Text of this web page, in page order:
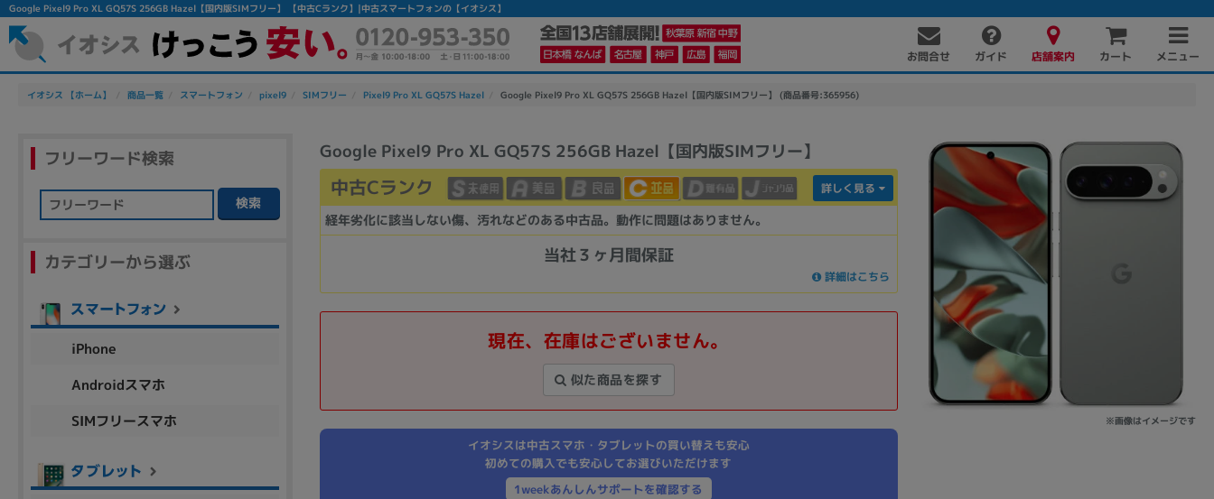
Google Pixel9 Pro XL GQ57S 256GB Hazel【国内版SIMフリー】 【中古Cランク】|中古スマートフォンの【イオシス】
お問合せ ガイド 店舗案内 カート メニュー
イオシス 【ホーム】 商品一覧 スマートフォン pixel9 SIMフリー Pixel9 Pro XL GQ57S Hazel Google Pixel9 Pro XL GQ57S 256GB Hazel【国内版SIMフリー】 (商品番号:365956)
Google Pixel9 Pro XL GQ57S 256GB Hazel【国内版SIMフリー】
※画像はイメージです
中古Cランク
経年劣化に該当しない傷、汚れなどのある中古品。動作に問題はありません。
詳しく見る
当社３ヶ月間保証
詳細はこちら
現在、在庫はございません。
似た商品を探す
イオシスは中古スマホ・タブレットの買い替えも安心
初めての購入でも安心してお選びいただけます
1weekあんしんサポートを確認する
フリーワード検索
検索
カテゴリーから選ぶ
iPhone
Androidスマホ
SIMフリースマホ
かんたんパソコン検索に切り替える
除外ワード
人気の検索ワード：Let's note EliteBook
カテゴリー
商品ジャンルの絞り込み
PC周辺機器 ソフト
商品シリーズ名・ブランド名の絞り込み。
aspire Inspiron
メーカー
Apple SONY TOSHIBA
Asus HP